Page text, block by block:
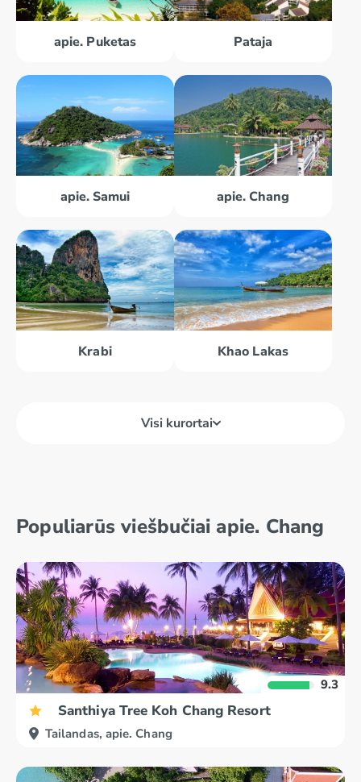
apie. Puketas Pataja
apie. Samui apie. Chang
Krabi Khao Lakas
Visi kurortai
Kančanaburis Krabi
Populiarūs viešbučiai apie. Chang
9.3
Santhiya Tree Koh Chang Resort
Tailandas, apie. Chang